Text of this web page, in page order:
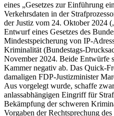
eines „Gesetzes zur Einführung
Verkehrsdaten in der
der Justiz vom 24. Oktober 2024
Entwurf eines Gesetzes des
Mindestspeicherung von IP-
Kriminalität (Bundestags-
November 2024. Beide Entwürfe
Kammer negativ ab. Das Quick-
damaligen FDP-Justizminister
Aus vorgelegt wurde, schaffe
anlassabhängigen Eingriff für
Bekämpfung der schweren
Vorgaben der Rechtsprechung